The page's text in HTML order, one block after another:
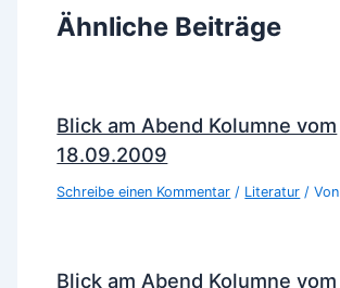
Ähnliche Beiträge
Blick am Abend Kolumne vom
18.09.2009
Schreibe einen Kommentar / Literatur / Von
Blick am Abend Kolumne vom